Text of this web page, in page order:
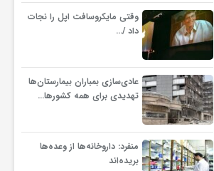
افت 24 درصدی تولید خودرو
در کشور
خودرو
وقتی مایکروسافت اپل را نجات
داد /…
عادی‌سازی بمباران بیمارستان‌ها
تهدیدی برای همه کشورها…
منفرد: داروخانه‌ها از وعده‌ها
بریده‌اند